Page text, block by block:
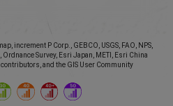
increment P Corp., GEBCO, USGS, FAO, NPS,
Ordnance Survey, Esri Japan, METI, Esri China
and the GIS User Community